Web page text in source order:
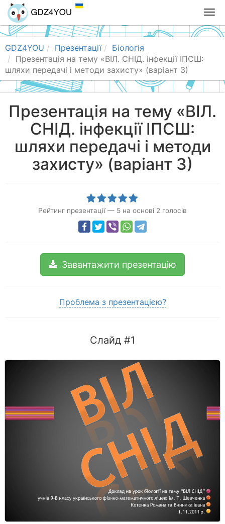
T
o
g
n
a
t
GDZ4YOU Презентації
Біологія
Презентація на тему «ВІЛ. СНІД. інфекції ІПСШ:
шляхи передачі і методи захисту» (варіант 3)
Презентація на тему «ВІЛ.
СНІД. інфекції ІПСШ:
шляхи передачі і методи
захисту» (варіант 3)
Рейтинг презентації — 5 на основі 2 голосів
Завантажити презентацію
Проблема з презентацією?
Слайд #1